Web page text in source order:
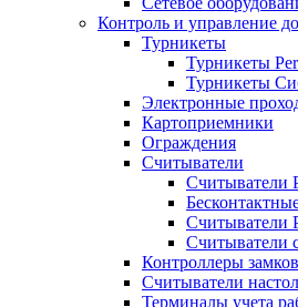
Контроль и управление
Турникеты
Турникеты
Турникеты
Электронные
Картоприемники
Ограждения
Считыватели
Считыватели
Считыватели
Считыватели
Контроллеры замков
Считыватели
Терминалы учета